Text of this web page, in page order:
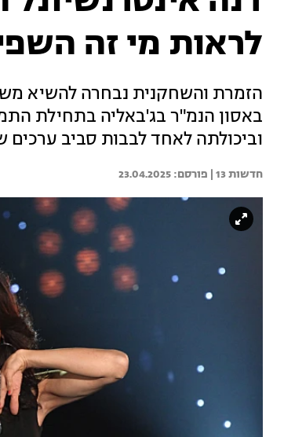
לראות מי זה
הזמרת והשחקנית נבחרה להשיא
באסון הנמ"ר בג'באליה בתחילת
וביכולתה לאחד לבבות סביב ערכים
חדשות 13 | 23.04.2025